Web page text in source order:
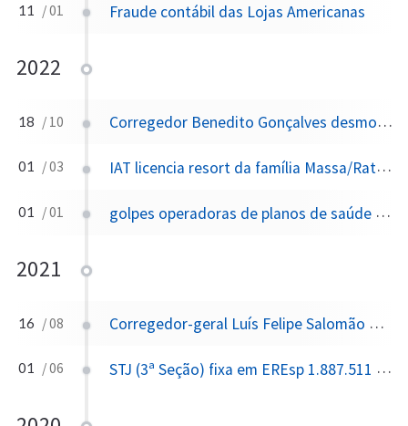
11 / 01 Fraude contábil das Lojas Americanas
2022
18 / 10 Corregedor Benedito Gonçalves desmonetiza 4 canais a pedido da campanha de Lula; TSE vota 4 a 3, sem unanimidade
01 / 03 IAT licencia resort da família Massa/Ratinho para construção em área de preservação permanente do Rio Paraná
01 / 01 golpes operadoras de planos de saúde no pós‑Covid
2021
16 / 08 Corregedor-geral Luís Felipe Salomão determina suspensão de repasses a 14 canais do YouTube — mais de um ano antes da eleição
01 / 06 STJ (3ª Seção) fixa em EREsp 1.887.511 que quantidade de droga não afasta, por si só, tráfico privilegiado